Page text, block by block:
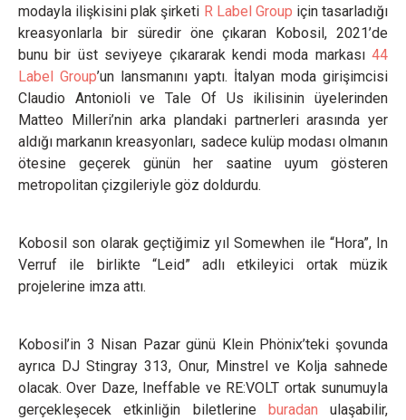
modayla ilişkisini plak şirketi R Label Group için tasarladığı
kreasyonlarla bir süredir öne çıkaran Kobosil, 2021’de
bunu bir üst seviyeye çıkararak kendi moda markası 44
Label Group’un lansmanını yaptı. İtalyan moda girişimcisi
Claudio Antonioli ve Tale Of Us ikilisinin üyelerinden
Matteo Milleri’nin arka plandaki partnerleri arasında yer
aldığı markanın kreasyonları, sadece kulüp modası olmanın
ötesine geçerek günün her saatine uyum gösteren
metropolitan çizgileriyle göz doldurdu.
Kobosil son olarak geçtiğimiz yıl Somewhen ile “Hora”, In
Verruf ile birlikte “Leid” adlı etkileyici ortak müzik
projelerine imza attı.
Kobosil’in 3 Nisan Pazar günü Klein Phönix’teki şovunda
ayrıca DJ Stingray 313, Onur, Minstrel ve Kolja sahnede
olacak. Over Daze, Ineffable ve RE:VOLT ortak sunumuyla
gerçekleşecek etkinliğin biletlerine
buradan ulaşabilir,